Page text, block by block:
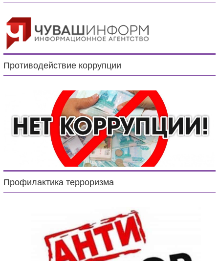
Противодействие коррупции
Профилактика терроризма